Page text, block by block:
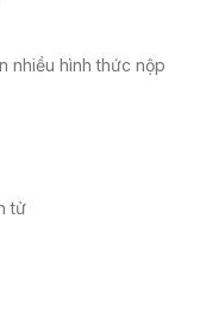
nhiều hình thức nộp
tử